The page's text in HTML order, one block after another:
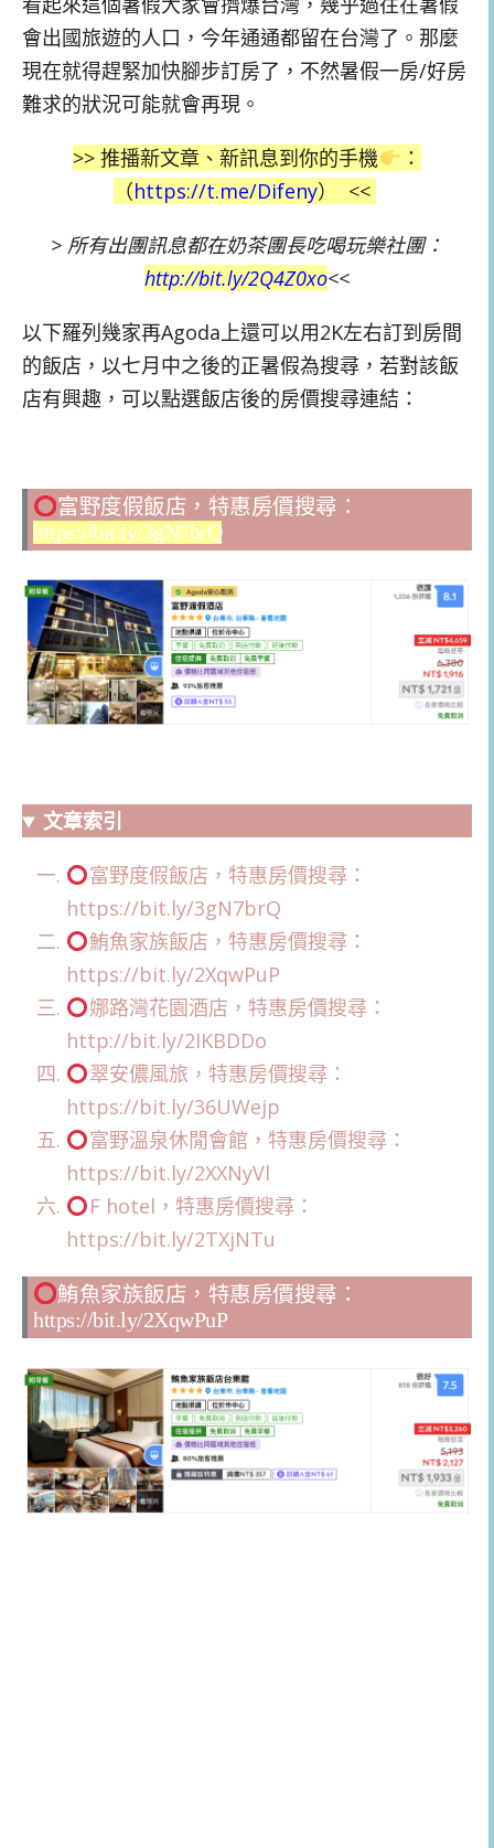
會出國旅遊的人口，今年通通都留在台灣了。那麼
現在就得趕緊加快腳步訂房了，不然暑假一房/好房
難求的狀況可能就會再現。
>> 推播新文章、新訊息到你的手機
：
（https://t.me/Difeny） <<
> 所有出團訊息都在奶茶團長吃喝玩樂社團：
http://bit.ly/2Q4Z0xo<<
以下羅列幾家再Agoda上還可以用2K左右訂到房間
的飯店，以七月中之後的正暑假為搜尋，若對該飯
店有興趣，可以點選飯店後的房價搜尋連結：
富野度假飯店，特惠房價搜尋：
https://bit.ly/3gN7brQ
文章索引
富野度假飯店，特惠房價搜尋：
https://bit.ly/3gN7brQ
鮪魚家族飯店，特惠房價搜尋：
https://bit.ly/2XqwPuP
娜路灣花園酒店，特惠房價搜尋：
http://bit.ly/2IKBDDo
翠安儂風旅，特惠房價搜尋：
https://bit.ly/36UWejp
富野溫泉休閒會館，特惠房價搜尋：
https://bit.ly/2XXNyVl
F hotel，特惠房價搜尋：
https://bit.ly/2TXjNTu
鮪魚家族飯店，特惠房價搜尋：
https://bit.ly/2XqwPuP